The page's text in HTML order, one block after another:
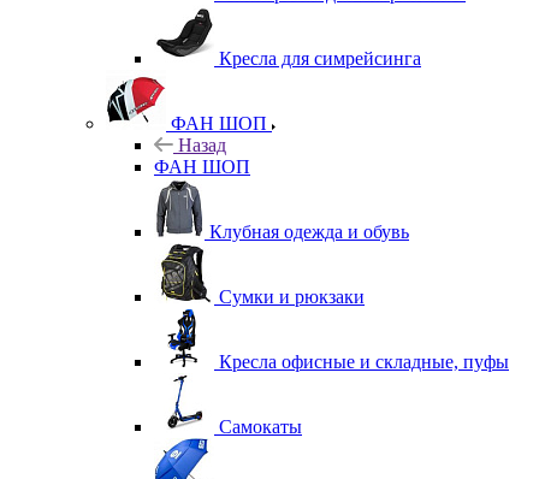
Кресла для симрейсинга
ФАН ШОП
Назад
ФАН ШОП
Клубная одежда и обувь
Сумки и рюкзаки
Кресла офисные и складные, пуфы
Самокаты